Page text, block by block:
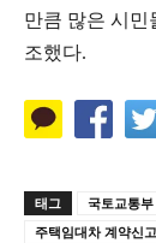
만큼 많은 시민
조했다.
태그 국토교통부
주택임대차 계약신고